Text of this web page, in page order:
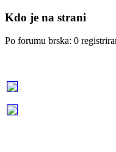
Kdo je na strani
Po forumu brska: 0